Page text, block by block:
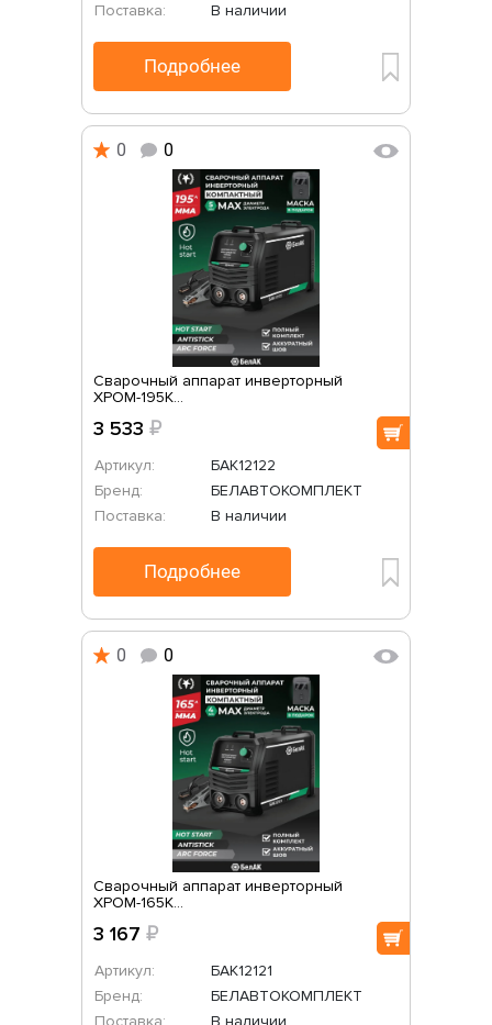
Поставка:
В наличии
Подробнее
0 0
Сварочный аппарат инверторный
ХРОМ-195К...
3 533 ₽
Артикул:
БАК12122
Бренд:
БЕЛАВТОКОМПЛЕКТ
Поставка:
В наличии
Подробнее
0 0
Сварочный аппарат инверторный
ХРОМ-165К...
3 167 ₽
Артикул:
БАК12121
Бренд:
БЕЛАВТОКОМПЛЕКТ
Поставка:
В наличии